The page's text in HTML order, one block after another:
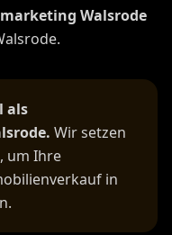
Walsrode
als
Wir setzen
um Ihre
in